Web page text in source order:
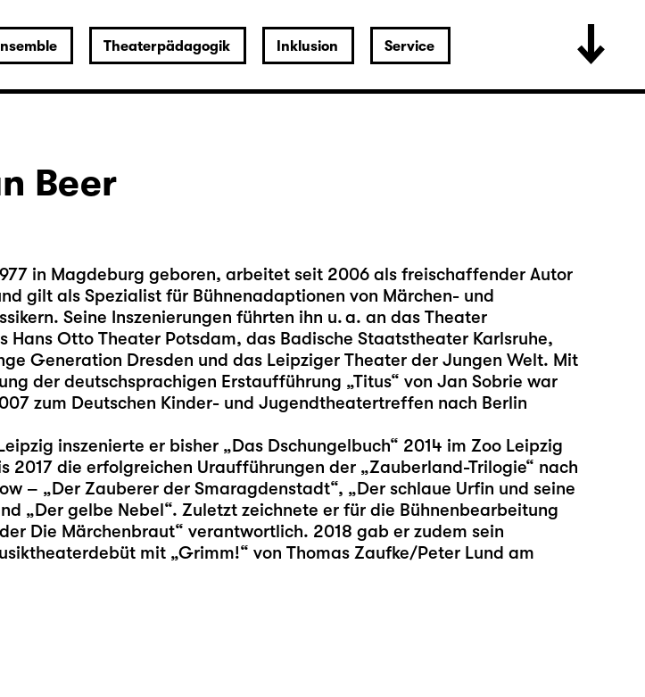
Theaterpädagogik Inklusion Service
Beer
in Magdeburg geboren, arbeitet seit 2006 als freischaffender Autor
gilt als Spezialist für Bühnenadaptionen von Märchen- und
Seine Inszenierungen führten ihn u. a. an das Theater
Hans Otto Theater Potsdam, das Badische Staatstheater Karlsruhe,
Generation Dresden und das Leipziger Theater der Jungen Welt. Mit
der deutschsprachigen Erstaufführung „Titus“ von Jan Sobrie war
zum Deutschen Kinder- und Jugendtheatertreffen nach Berlin
inszenierte er bisher „Das Dschungelbuch“ 2014 im Zoo Leipzig
2017 die erfolgreichen Uraufführungen der „Zauberland-Trilogie“ nach
– „Der Zauberer der Smaragdenstadt“, „Der schlaue Urfin und seine
„Der gelbe Nebel“. Zuletzt zeichnete er für die Bühnenbearbeitung
Die Märchenbraut“ verantwortlich. 2018 gab er zudem sein
mit „Grimm!“ von Thomas Zaufke/Peter Lund am